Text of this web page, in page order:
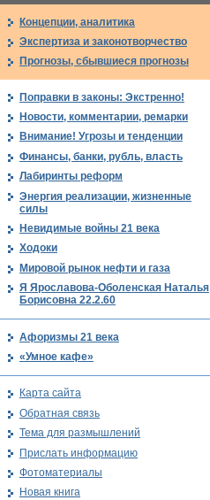
Концепции, аналитика
Экспертиза и законотворчество
Прогнозы, сбывшиеся прогнозы
Поправки в законы: Экстренно!
Новости, комментарии, ремарки
Внимание! Угрозы и тенденции
Финансы, банки, рубль, власть
Лабиринты реформ
Энергия реализации, жизненные
силы
Невидимые войны 21 века
Ходоки
Мировой рынок нефти и газа
Я Ярославова-Оболенская Наталья
Борисовна 22.2.60
Афоризмы 21 века
«Умное кафе»
Карта сайта
Обратная связь
Тема для размышлений
Прислать информацию
Фотоматериалы
Новая книга